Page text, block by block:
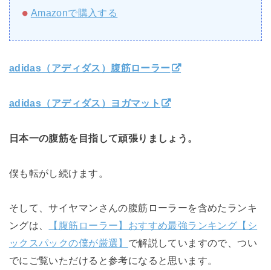
Amazonで購入する
adidas（アディダス）腹筋ローラー
adidas（アディダス）ヨガマット
日本一の腹筋を目指して頑張りましょう。
僕も転がし続けます。
そして、サイヤマンさんの腹筋ローラーを含めたランキ
ングは、
【腹筋ローラー】おすすめ最強ランキング【シ
ックスパックの僕が厳選】 で解説していますので、つい
でにご覧いただけると参考になると思います。